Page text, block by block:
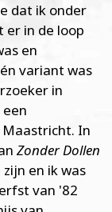
dat ik onder
er in de loop
en
variant was
in
In
Zonder Dollen
en ik was
van '82